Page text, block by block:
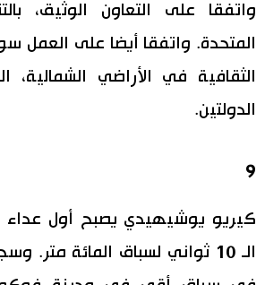
واتفقا على التعاون الوثيق،
المتحدة. واتفقا أيضا على العمل
الثقافية في الأراضي الشمالية،
الدولتين.
9
كيريو يوشيهيدي يصبح أول عداء